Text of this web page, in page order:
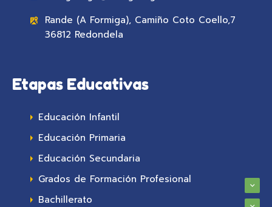
Rande (A Formiga), Camiño Coto Coello,7
36812 Redondela
Etapas Educativas
Educación Infantil
Educación Primaria
Educación Secundaria
Grados de Formación Profesional
Bachillerato